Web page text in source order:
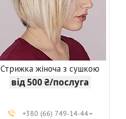
Стрижка жіноча з сушкою
від 500 ₴/послуга
+380 (66) 749-14-44